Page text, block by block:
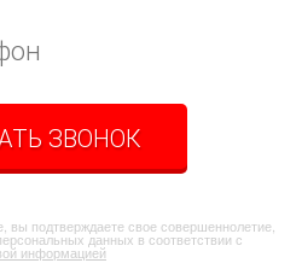
ЗВОНОК
вы подтверждаете свое совершеннолетие,
данных в соответствии с
информацией